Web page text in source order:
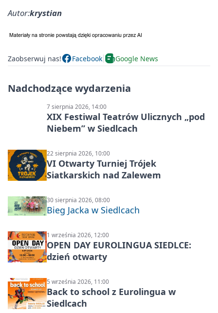
Autor:krystian
Zaobserwuj nas! Facebook Google News
Nadchodzące wydarzenia
7 sierpnia 2026, 14:00
XIX Festiwal Teatrów Ulicznych „pod
Niebem” w Siedlcach
22 sierpnia 2026, 10:00
VI Otwarty Turniej Trójek
Siatkarskich nad Zalewem
30 sierpnia 2026, 08:00
Bieg Jacka w Siedlcach
1 września 2026, 12:00
OPEN DAY EUROLINGUA SIEDLCE:
dzień otwarty
5 września 2026, 11:00
Back to school z Eurolingua w
Siedlcach